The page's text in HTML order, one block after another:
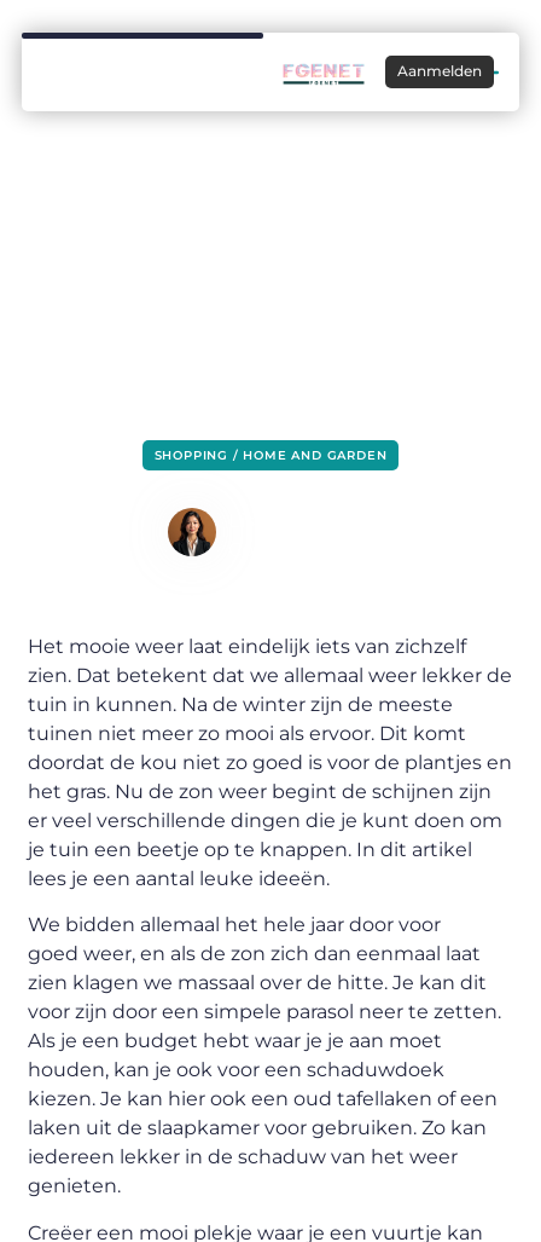
Aanmelden
SHOPPING / HOME AND GARDEN
Het mooie weer laat eindelijk iets van zichzelf
zien. Dat betekent dat we allemaal weer lekker de
tuin in kunnen. Na de winter zijn de meeste
tuinen niet meer zo mooi als ervoor. Dit komt
doordat de kou niet zo goed is voor de plantjes en
het gras. Nu de zon weer begint de schijnen zijn
er veel verschillende dingen die je kunt doen om
je tuin een beetje op te knappen. In dit artikel
lees je een aantal leuke ideeën.
We bidden allemaal het hele jaar doorvoor
goed weer, en als de zon zich dan eenmaal laat
zien klagen we massaal over de hitte. Je kan dit
voor zijn door een simpele parasol neer te zetten.
Als je een budget hebt waar je je aan moet
houden, kan je ook voor een schaduwdoek
kiezen. Je kan hier ook een oud tafellaken of een
laken uit de slaapkamer voor gebruiken. Zo kan
iedereen lekker in de schaduw van het weer
genieten.
Creëer een mooi plekje waar je een vuurtje kan